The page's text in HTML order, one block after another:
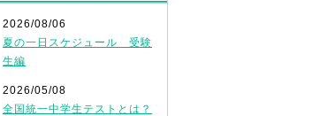
2026/08/06
夏の一日スケジュール 受験
生編
2026/05/08
全国統一中学生テストとは？